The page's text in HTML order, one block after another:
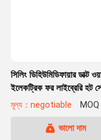
সিলিং ডিহিউমিডিফায়ার ডাক্ট
ইলেকট্রিক ফর লাইব্রেরি হট
মূল্য：negotiable MOQ
ভালো দাম